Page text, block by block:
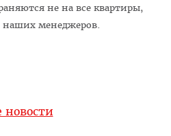
не на все квартиры,
наших менеджеров.
новости